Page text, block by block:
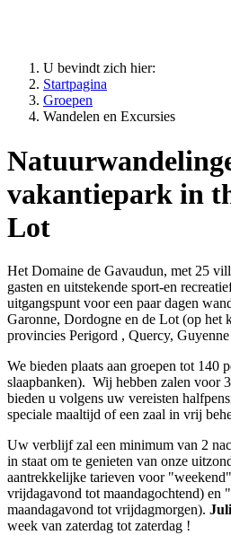
U bevindt zich hier:
Startpagina
Groepen
Wandelen en Excursies
vakantiepark in
Lot
Het Domaine de Gavaudun, met 25
gasten en uitstekende sport-en
uitgangspunt voor een paar dagen
Garonne, Dordogne en de Lot (op het
provincies Perigord , Quercy, Guyenne
We bieden plaats aan groepen tot 140
slaapbanken). Wij hebben zalen voor
bieden u volgens uw vereisten
speciale maaltijd of een zaal in vrij
Uw verblijf zal een minimum van 2
in staat om te genieten van onze
aantrekkelijke tarieven voor
vrijdagavond tot maandagochtend) en
maandagavond tot vrijdagmorgen).
week van zaterdag tot zaterdag !